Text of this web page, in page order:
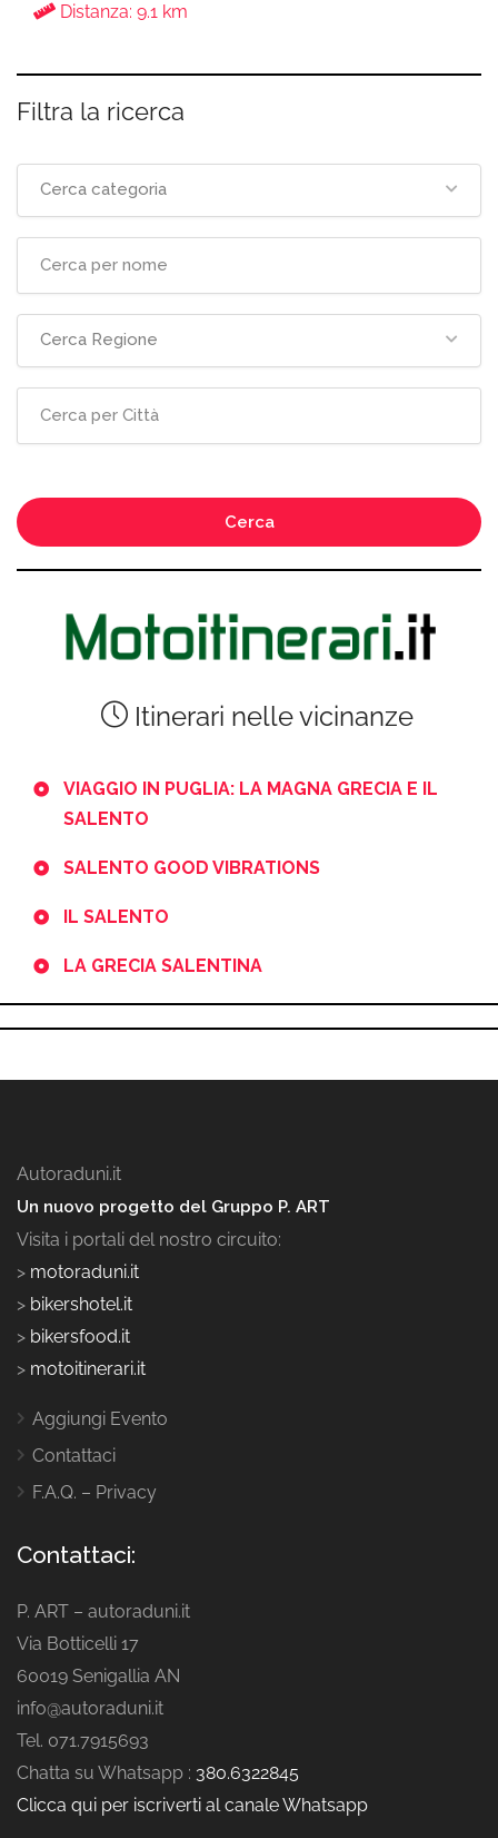
Distanza: 9.1 km
Filtra la ricerca
Cerca categoria
Cerca Regione
Cerca
Itinerari nelle vicinanze
VIAGGIO IN PUGLIA: LA MAGNA GRECIA E IL
SALENTO
SALENTO GOOD VIBRATIONS
IL SALENTO
LA GRECIA SALENTINA
Autoraduni.it
Un nuovo progetto del Gruppo P. ART
Visita i portali del nostro circuito:
> motoraduni.it
> bikershotel.it
> bikersfood.it
> motoitinerari.it
Aggiungi Evento
Contattaci
F.A.Q. – Privacy
Contattaci:
P. ART – autoraduni.it
Via Botticelli 17
60019 Senigallia AN
info@autoraduni.it
Tel. 071.7915693
Chatta su Whatsapp : 380.6322845
Clicca qui per iscriverti al canale Whatsapp